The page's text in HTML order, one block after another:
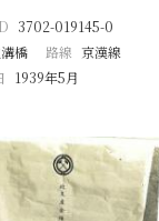
3702-019145-0
橋 路線 京漢線
1939年5月